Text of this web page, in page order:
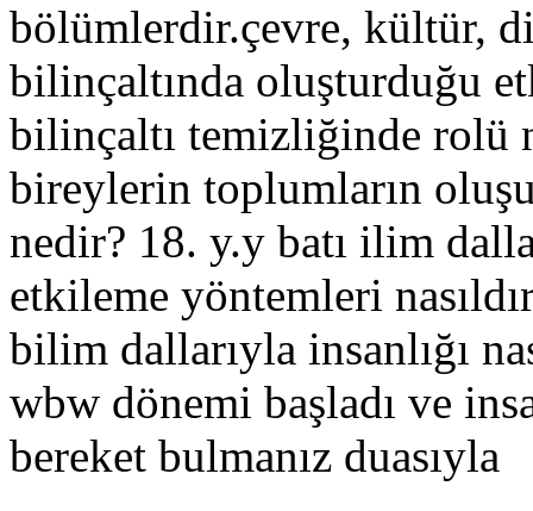
bölümlerdir.çevre, kültür,
bilinçaltında oluşturduğu
bilinçaltı temizliğinde rolü
bireylerin toplumların
nedir? 18. y.y batı ilim
etkileme yöntemleri
bilim dallarıyla insanlığı
wbw dönemi başladı ve
bereket bulmanız duasıyla